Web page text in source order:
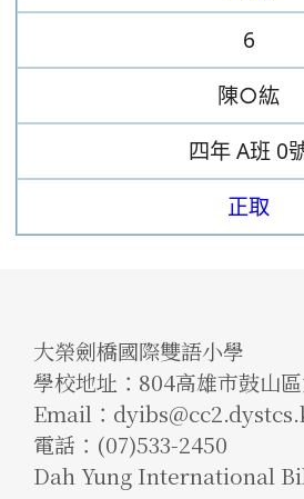
6
陳○紘
四年 A班 0
正取
大榮劍橋國際雙語小學
學校地址：804高雄市鼓山
Email：
電話：(07)533-2450
Dah Yung International